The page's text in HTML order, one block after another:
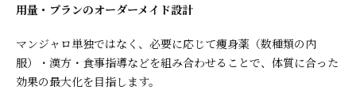
用量・プランのオーダーメイド設計
マンジャロ単独ではなく、必要に応じて痩身薬（数種類の内
服）・漢方・食事指導などを組み合わせることで、体質に合った
効果の最大化を目指します。